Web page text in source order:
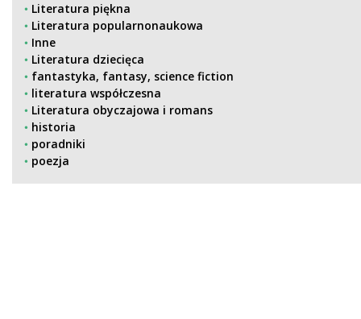
Literatura piękna
Literatura popularnonaukowa
Inne
Literatura dziecięca
fantastyka, fantasy, science fiction
literatura współczesna
Literatura obyczajowa i romans
historia
poradniki
poezja